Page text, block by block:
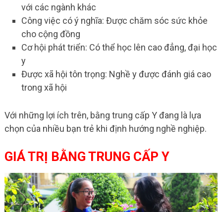
với các ngành khác
Công việc có ý nghĩa: Được chăm sóc sức khỏe
cho cộng đồng
Cơ hội phát triển: Có thể học lên cao đẳng, đại học
y
Được xã hội tôn trọng: Nghề y được đánh giá cao
trong xã hội
Với những lợi ích trên, bằng trung cấp Y đang là lựa
chọn của nhiều bạn trẻ khi định hướng nghề nghiệp.
GIÁ TRỊ BẰNG TRUNG CẤP Y